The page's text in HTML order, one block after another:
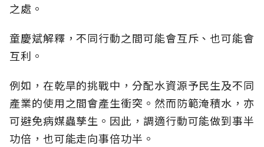
之處。
童慶斌解釋，不同行動之間可能會互斥、也可能會
互利。
例如，在乾旱的挑戰中，分配水資源予民生及不同
產業的使用之間會產生衝突。然而防範淹積水，亦
可避免病媒蟲孳生。因此，調適行動可能做到事半
功倍，也可能走向事倍功半。